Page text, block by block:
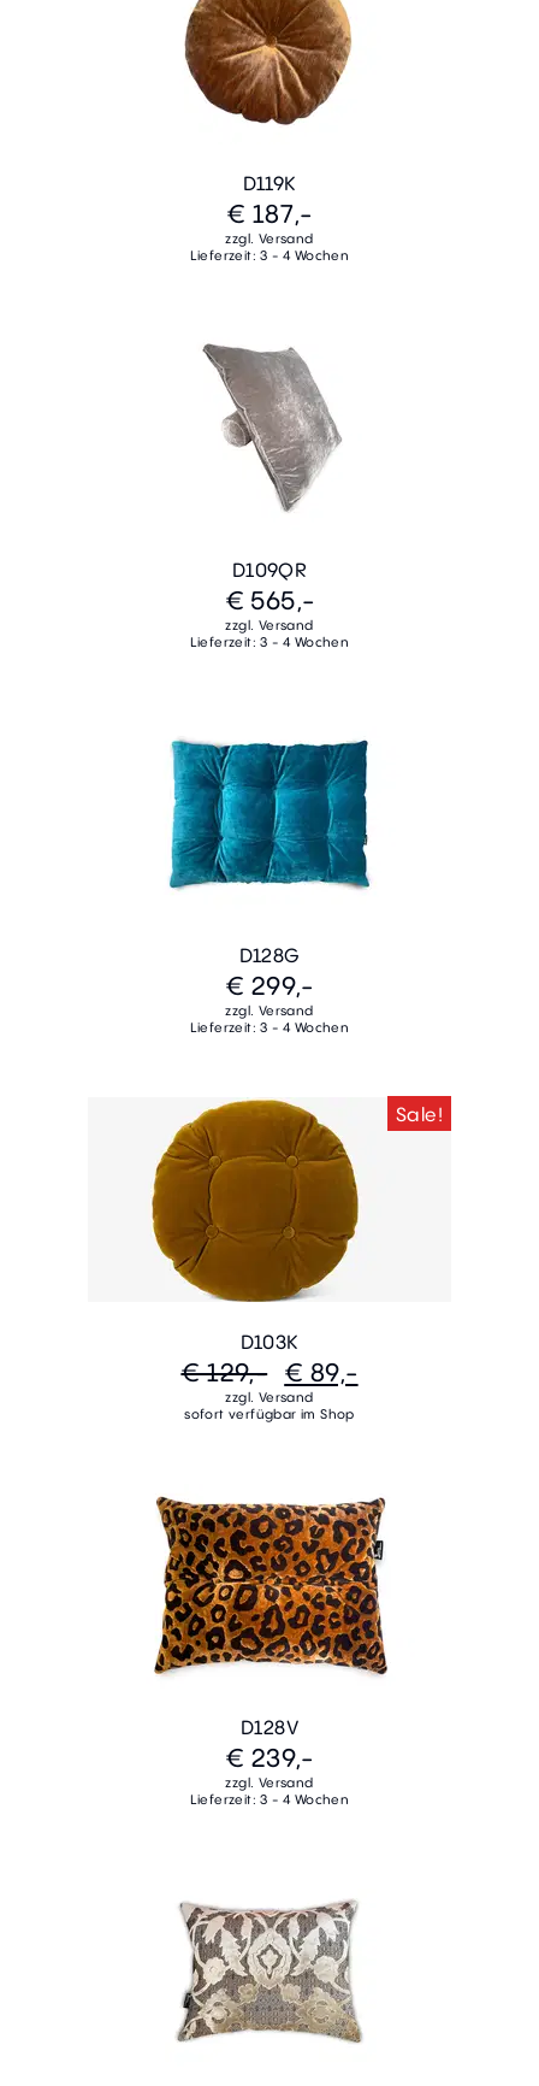
D119K
€ 187,-
zzgl. Versand
Lieferzeit: 3 - 4 Wochen
D109QR
€ 565,-
zzgl. Versand
Lieferzeit: 3 - 4 Wochen
D128G
€ 299,-
zzgl. Versand
Lieferzeit: 3 - 4 Wochen
Sale!
D103K
€ 129,- € 89,-
zzgl. Versand
sofort verfügbar im Shop
D128V
€ 239,-
zzgl. Versand
Lieferzeit: 3 - 4 Wochen